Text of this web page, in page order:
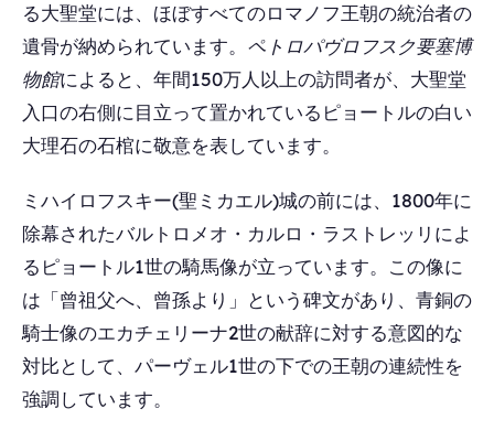
る大聖堂には、ほぼすべてのロマノフ王朝の統治者の
遺骨が納められています。 ペトロパヴロフスク要塞博
物館によると、年間150万人以上の訪問者が、大聖堂
入口の右側に目立って置かれているピョートルの白い
大理石の石棺に敬意を表しています。
ミハイロフスキー(聖ミカエル)城の前には、1800年に
除幕されたバルトロメオ・カルロ・ラストレッリによ
るピョートル1世の騎馬像が立っています。この像に
は「曾祖父へ、曾孫より」という碑文があり、青銅の
騎士像のエカチェリーナ2世の献辞に対する意図的な
対比として、パーヴェル1世の下での王朝の連続性を
強調しています。